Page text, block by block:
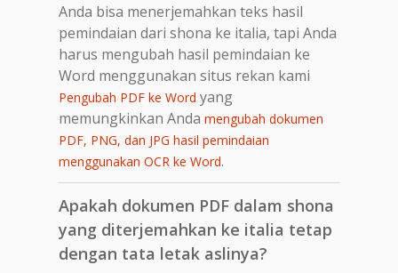
Anda bisa menerjemahkan teks hasil
pemindaian dari shona ke italia, tapi Anda
harus mengubah hasil pemindaian ke
Word menggunakan situs rekan kami
Pengubah PDF ke Word yang
memungkinkan Anda mengubah dokumen
PDF, PNG, dan JPG hasil pemindaian
menggunakan OCR ke Word.
Apakah dokumen PDF dalam shona
yang diterjemahkan ke italia tetap
dengan tata letak aslinya?